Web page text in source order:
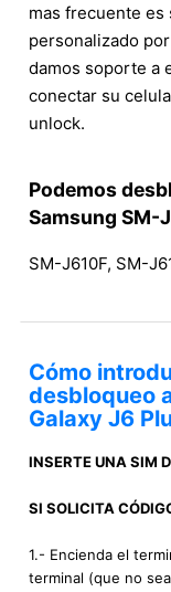
mas frecuente
personalizado
damos soporte a
conectar su
unlock.
Podemos
Samsung SM-
SM-J610F, SM-
Cómo
desbloqueo
Galaxy J6
INSERTE UNA SIM
SI SOLICITA
1.- Encienda el
terminal (que no